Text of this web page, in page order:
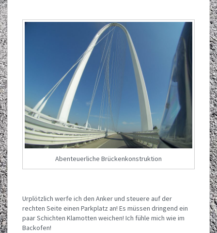
Abenteuerliche Brückenkonstruktion
Urplötzlich werfe ich den Anker und steuere auf der
rechten Seite einen Parkplatz an! Es müssen dringend ein
paar Schichten Klamotten weichen! Ich fühle mich wie im
Backofen!